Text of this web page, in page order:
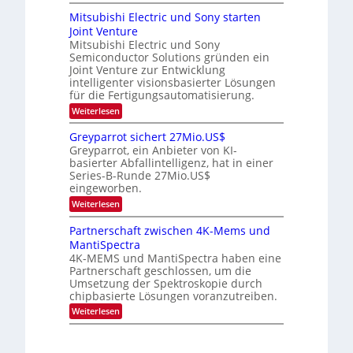
T
r
e
n
d
s
i
m
e
r
s
t
e
n
H
a
l
b
j
a
h
r
a
r
z
n
i
m
m
t
i
n
d
e
D
A
C
H
-
I
n
d
u
t
i
e
z
u
p
t
i
k
-
K
u
r
s
v
o
n
P
h
o
t
o
n
i
c
s
H
u
b
Mitsubishi Electric und Sony starten
Joint Venture
Mitsubishi Electric und Sony
Semiconductor Solutions gründen ein
Joint Venture zur Entwicklung
intelligenter visionsbasierter Lösungen
für die Fertigungsautomatisierung.
Weiterlesen:
M
t
s
u
b
i
s
h
i
E
l
e
c
t
r
i
c
u
Greyparrot sichert 27Mio.US$
Greyparrot, ein Anbieter von KI-
basierter Abfallintelligenz, hat in einer
Series-B-Runde 27Mio.US$
eingeworben.
Weiterlesen:
G
r
e
y
p
a
r
r
o
t
s
Partnerschaft zwischen 4K-Mems und
MantiSpectra
4K-MEMS und MantiSpectra haben eine
Partnerschaft geschlossen, um die
Umsetzung der Spektroskopie durch
chipbasierte Lösungen voranzutreiben.
Weiterlesen:
P